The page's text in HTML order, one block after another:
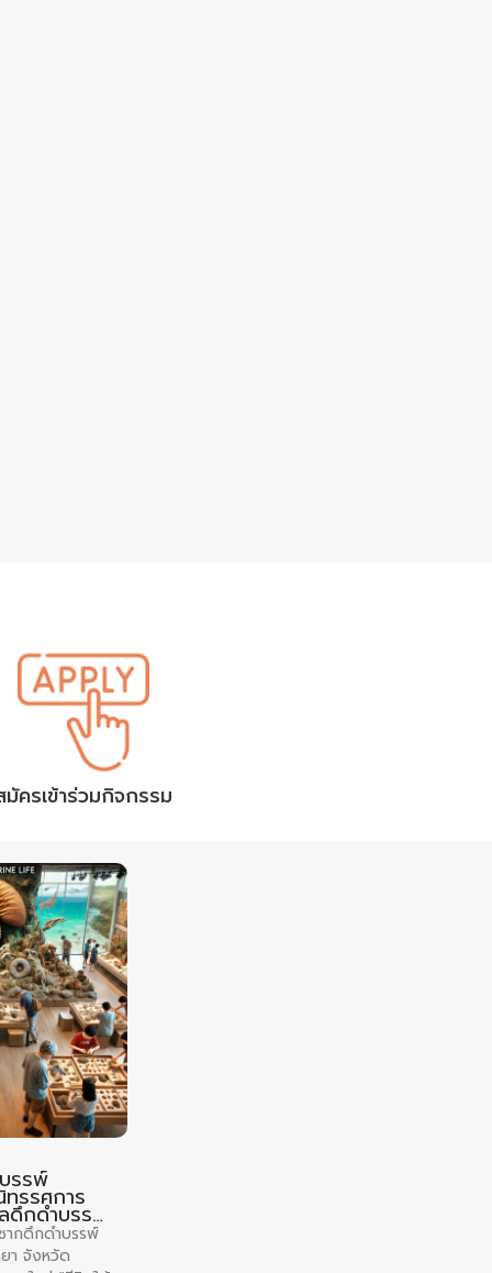
มัครเข้าร่วมกิจกรรม
รรพ์
รรศการ
กดำบรรพ์”
ามรู้
กดึกดำบรรพ์
า จังหวัด